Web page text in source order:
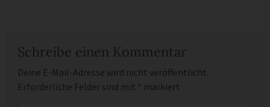
Schreibe einen Kommentar
Deine E-Mail-Adresse wird nicht veröffentlicht.
Erforderliche Felder sind mit * markiert